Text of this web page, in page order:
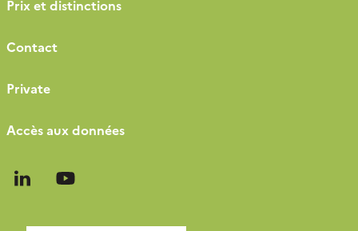
Prix et distinctions
Contact
Private
Accès aux données